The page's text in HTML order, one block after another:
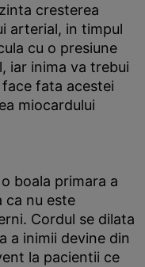
cresterea
arterial, in timpul
cu o presiune
iar inima va trebui
fata acestei
miocardului
boala primara a
ca nu este
Cordul se dilata
a inimii devine din
la pacientii ce